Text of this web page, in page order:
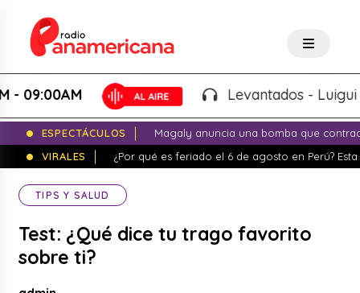
Levantados - Luigui
ESPECTÁCULOS
Magaly anuncia una bomba que
VIRALES
¿Por qué es feriado el 6 de agosto en Perú?
TIPS Y SALUD
Test: ¿Qué dice tu trago favorito
sobre ti?